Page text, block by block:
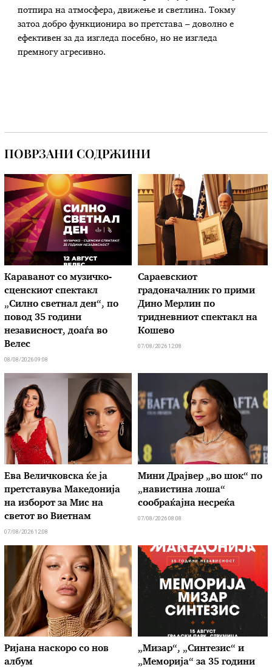
потпира на атмосфера, движење и светлина. Токму
затоа добро функционира во претстава – доволно е
ефективен за да изгледа посебно, но не изгледа
премногу агресивно.
ПОВРЗАНИ СОДРЖИНИ
Караванот со музичкo-
сценскиот спектакл
„Силно светнал ден“, по
повод 35 години
независност, доаѓа во
Велес
08/08/2026 09:08
Сараевскиот
градоначалник го прими
Дино Мерлин по
тридневниот спектакл на
Кошево
07/08/2026 12:08
Ева Величковска ќе ја
претставува Македонија
на изборот за Мис на
светот во Виетнам
07/08/2026 12:08
Мини Драјвер „во шок“ по
„навистина лоша“
сообраќајна несреќа
07/08/2026 08:08
Ријана наскоро со нов
албум
„Мизар“, „Синтезис“ и
„Меморија“ за 35 години